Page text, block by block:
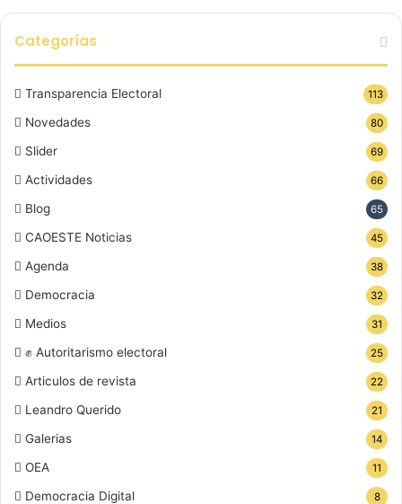
Categorías
Transparencia Electoral 113
Novedades 80
Slider 69
Actividades 66
Blog 65
CAOESTE Noticias 45
Agenda 38
Democracia 32
Medios 31
✊ Autoritarismo electoral 25
Articulos de revista 22
Leandro Querido 21
Galerias 14
OEA 11
Democracia Digital 8